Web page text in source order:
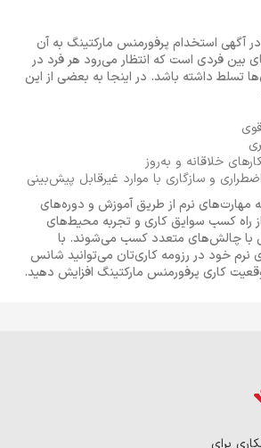
آگهی استخدام پرفورمنس مارکتینگ به آن
بین فردی است که انتظار می‌رود هر فرد در
تسلط داشته باشد. در اینجا به بعضی از این
خلاقانه و به‌روز
و سازگاری با موارد غیرقابل پیش‌بینی
مهارت‌های نرم از طریق آموزش و دوره‌های
راه کسب سوایق کاری و تجربه محیط‌های
با چالش‌های متعدد کسب می‌شوند. با
نرم خود در رزومه کاری‌تان می‌توانید شانس
کاری پرفورمنس مارکتینگ افزایش دهید.
برای